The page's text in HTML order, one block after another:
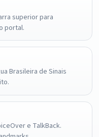
superior para
portal.
Brasileira de Sinais
e TalkBack.